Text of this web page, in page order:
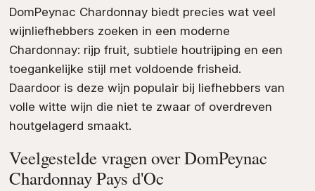
DomPeynac Chardonnay biedt precies wat veel
wijnliefhebbers zoeken in een moderne
Chardonnay: rijp fruit, subtiele houtrijping en een
toegankelijke stijl met voldoende frisheid.
Daardoor is deze wijn populair bij liefhebbers van
volle witte wijn die niet te zwaar of overdreven
houtgelagerd smaakt.
Veelgestelde vragen over DomPeynac
Chardonnay Pays d'Oc